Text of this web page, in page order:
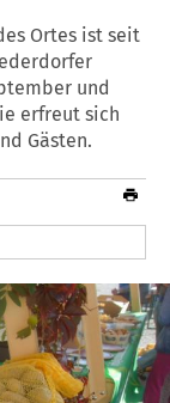
Ortes ist seit
und
erfreut sich
Gästen.